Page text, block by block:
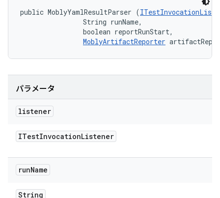
public MoblyYamlResultParser (
                String runName,
                boolean reportRunStart,
MoblyArtifactReporter
パラメータ
listener
ITestInvocationListener
runName
String